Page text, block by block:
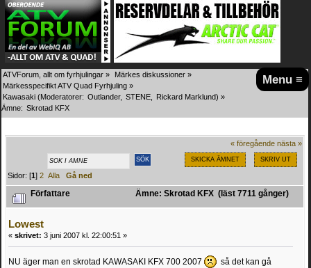
Menu ≡
ATVForum, allt om fyrhjulingar » Märkes diskussioner »
Märkesspecifikt ATV Quad Fyrhjuling »
Kawasaki (Moderatorer: Outlander, STENE Rickard Marklund) »
Ämne: Skrotad KFX
« föregående nästa »
SKICKA ÄMNET SKRIV UT
Sidor: [1]2 Alla Gå ned
Författare Ämne: Skrotad KFX (läst 7711 gånger)
Lowest
« skrivet: 3 juni 2007 kl. 22:00:51 »
NU äger man en skrotad KAWASAKI KFX 700 2007
så det kan gå